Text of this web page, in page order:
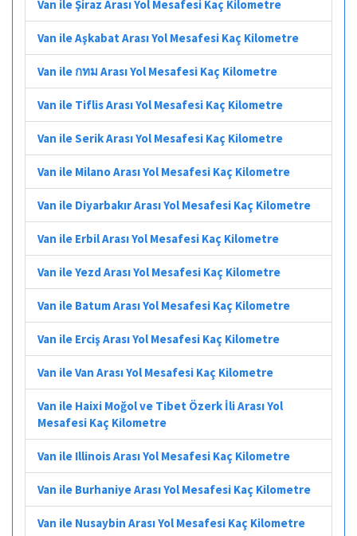
Van ile Şiraz Arası Yol Mesafesi Kaç Kilometre
Van ile Aşkabat Arası Yol Mesafesi Kaç Kilometre
Van ile กทม Arası Yol Mesafesi Kaç Kilometre
Van ile Tiflis Arası Yol Mesafesi Kaç Kilometre
Van ile Serik Arası Yol Mesafesi Kaç Kilometre
Van ile Milano Arası Yol Mesafesi Kaç Kilometre
Van ile Diyarbakır Arası Yol Mesafesi Kaç Kilometre
Van ile Erbil Arası Yol Mesafesi Kaç Kilometre
Van ile Yezd Arası Yol Mesafesi Kaç Kilometre
Van ile Batum Arası Yol Mesafesi Kaç Kilometre
Van ile Erciş Arası Yol Mesafesi Kaç Kilometre
Van ile Van Arası Yol Mesafesi Kaç Kilometre
Van ile Haixi Moğol ve Tibet Özerk İli Arası Yol
Mesafesi Kaç Kilometre
Van ile Illinois Arası Yol Mesafesi Kaç Kilometre
Van ile Burhaniye Arası Yol Mesafesi Kaç Kilometre
Van ile Nusaybin Arası Yol Mesafesi Kaç Kilometre